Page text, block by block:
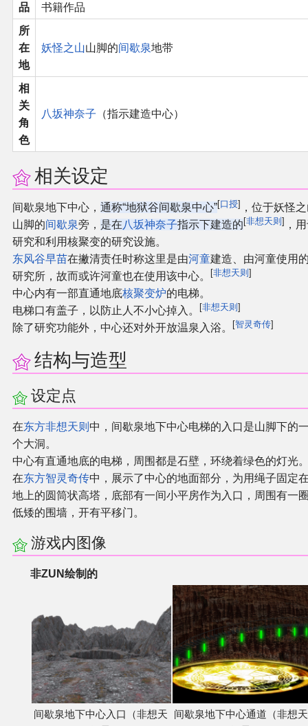
品
书籍作品
所
在
地
妖怪之山山脚的间歇泉地带
相
关
角
色
八坂神奈子 （指示建造中心）
相关设定
间歇泉地下中心， 通称“地狱谷间歇泉中心”[口授] ，位于妖怪
山脚的间歇泉旁， 是在八坂神奈子指示下建造的 [非想天则 ] ，
研究和利用核聚变的研究设施。
东风谷早苗在撇清责任时称这里是由河童建造、由河童使用
研究所，故而或许河童也在使用该中心。
[非想天则 ]
中心内有一部直通地底核聚变炉的电梯。
电梯口有盖子，以防止人不小心掉入。
[非想天则 ]
除了研究功能外，中心还对外开放温泉入浴。 [智灵奇传]
结构与造型
设定点
在东方非想天则 中，间歇泉地下中心电梯的入口是山脚下的
个大洞。
中心有直通地底的电梯，周围都是石壁，环绕着绿色的灯光
在东方智灵奇传中，展示了中心的地面部分，为用绳子固定
地上的圆筒状高塔，底部有一间小平房作为入口，周围有一
低矮的围墙，开有平移门。
游戏内图像
非ZUN绘制的
间歇泉地下中心入口（非想天
间歇泉地下中心通道（非想天
同人社团列表
同人志分类
同人专辑分类
同人软件列表
同人视频列表
其他形式同人
THB相关项目
THB策划
THB协力
其他
联系管理员